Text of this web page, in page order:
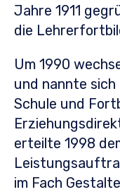
Jahre 1911
die
Um 1990
und nannte
Schule und
erteilte 1998
im Fach